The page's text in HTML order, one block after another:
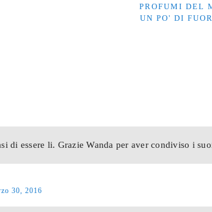
PROFUMI DEL
UN PO' DI
di essere li. Grazie Wanda per aver condiviso i
30, 2016